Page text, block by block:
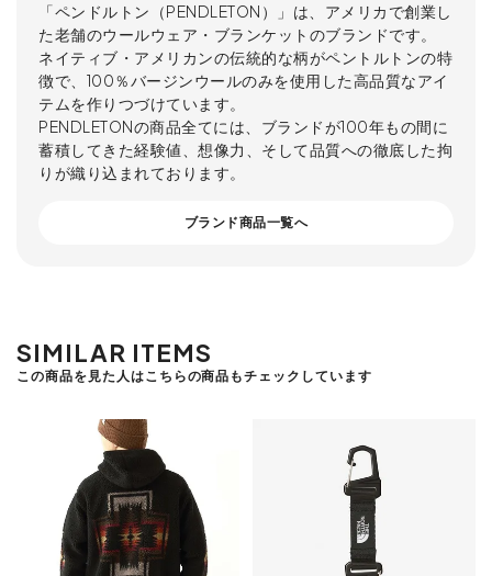
「ペンドルトン（PENDLETON）」は、アメリカで創業し
た老舗のウールウェア・ブランケットのブランドです。
ネイティブ・アメリカンの伝統的な柄がペントルトンの特
徴で、100％バージンウールのみを使用した高品質なアイ
テムを作りつづけています。
PENDLETONの商品全てには、ブランドが100年もの間に
蓄積してきた経験値、想像力、そして品質への徹底した拘
りが織り込まれております。
ブランド商品一覧へ
SIMILAR ITEMS
この商品を見た人はこちらの商品もチェックしています